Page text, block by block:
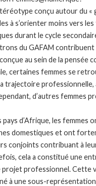
conçu autour du «
à s’orienter moins vers
durant le cycle
du GAFAM
au sein de la pensée
certaines femmes se
trajectoire professionnelle,
d’autres femmes
pays d’Afrique, les femmes
domestiques et ont
conjoints contribuant à
cela a constitué une
projet professionnel. Cette
à une sous-